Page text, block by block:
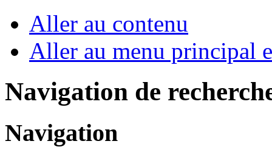
Aller au contenu
Aller au menu principal
Navigation de
Navigation